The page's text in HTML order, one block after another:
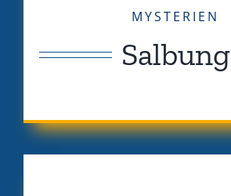
MYSTERIEN
Salbung